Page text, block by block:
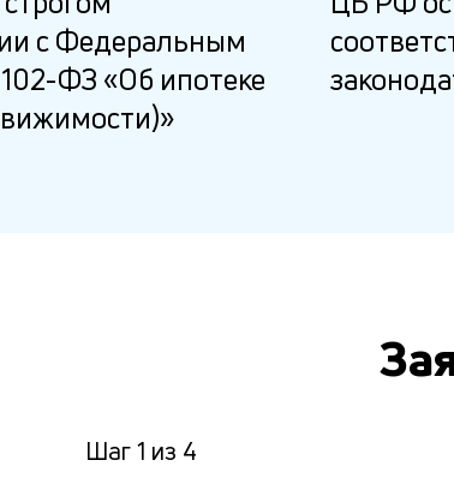
с Федеральным
ФЗ «Об ипотеке
Шаг1 из 4